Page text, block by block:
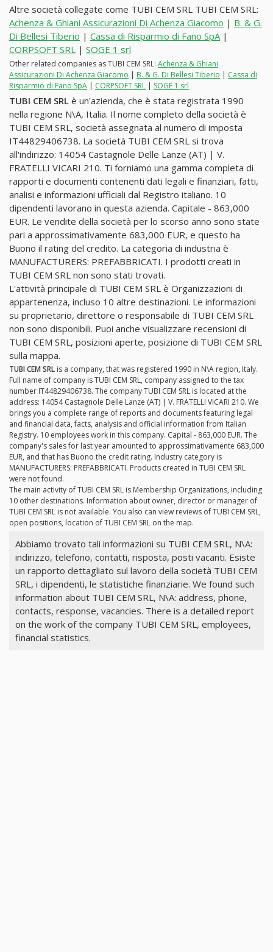
Altre società collegate come TUBI CEM SRL TUBI CEM SRL:
Achenza & Ghiani Assicurazioni Di Achenza Giacomo | B. & G.
Di Bellesi Tiberio | Cassa di Risparmio di Fano SpA|
CORPSOFT SRL | SOGE 1 srl
Other related companies as TUBI CEM SRL: Achenza & Ghiani
Assicurazioni Di Achenza Giacomo | B. & G. Di Bellesi Tiberio | Cassa di
Risparmio di Fano SpA | CORPSOFT SRL | SOGE 1 srl
TUBI CEM SRL è un'azienda, che è stata registrata 1990
nella regione N\A, Italia. Il nome completo della società è
TUBI CEM SRL, società assegnata al numero di imposta
IT44829406738. La società TUBI CEM SRL si trova
all'indirizzo: 14054 Castagnole Delle Lanze (AT) | V.
FRATELLI VICARI 210. Ti forniamo una gamma completa di
rapporti e documenti contenenti dati legali e finanziari, fatti,
analisi e informazioni ufficiali dal Registro italiano. 10
dipendenti lavorano in questa azienda. Capitale - 863,000
EUR. Le vendite della società per lo scorso anno sono state
pari a approssimativamente 683,000 EUR, e questo ha
Buono il rating del credito. La categoria di industria è
MANUFACTURERS: PREFABBRICATI. I prodotti creati in
TUBI CEM SRL non sono stati trovati.
L'attività principale di TUBI CEM SRL è Organizzazioni di
appartenenza, incluso 10 altre destinazioni. Le informazioni
su proprietario, direttore o responsabile di TUBI CEM SRL
non sono disponibili. Puoi anche visualizzare recensioni di
TUBI CEM SRL, posizioni aperte, posizione di TUBI CEM SRL
sulla mappa.
TUBI CEM SRL is a company, that was registered 1990 in N\A region, Italy.
Full name of company is TUBI CEM SRL, company assigned to the tax
number IT44829406738. The company TUBI CEM SRL is located at the
address: 14054 Castagnole Delle Lanze (AT) | V. FRATELLI VICARI 210. We
brings you a complete range of reports and documents featuring legal
and financial data, facts, analysis and official information from Italian
Registry. 10 employees work in this company. Capital - 863,000 EUR. The
company's sales for last year amounted to approssimativamente 683,000
EUR, and that has Buono the credit rating. Industry category is
MANUFACTURERS: PREFABBRICATI. Products created in TUBI CEM SRL
were not found.
The main activity of TUBI CEM SRL is Membership Organizations, including
10 other destinations. Information about owner, director or manager of
TUBI CEM SRL is not available. You also can view reviews of TUBI CEM SRL,
open positions, location of TUBI CEM SRL on the map.
Abbiamo trovato tali informazioni su TUBI CEM SRL, N\A:
indirizzo, telefono, contatti, risposta, posti vacanti. Esiste
un rapporto dettagliato sul lavoro della società TUBI CEM
SRL, i dipendenti, le statistiche finanziarie. We found such
information about TUBI CEM SRL, N\A: address, phone,
contacts, response, vacancies. There is a detailed report
on the work of the company TUBI CEM SRL, employees,
financial statistics.